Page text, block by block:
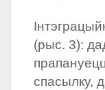
(рыс. 3):
спасылку,